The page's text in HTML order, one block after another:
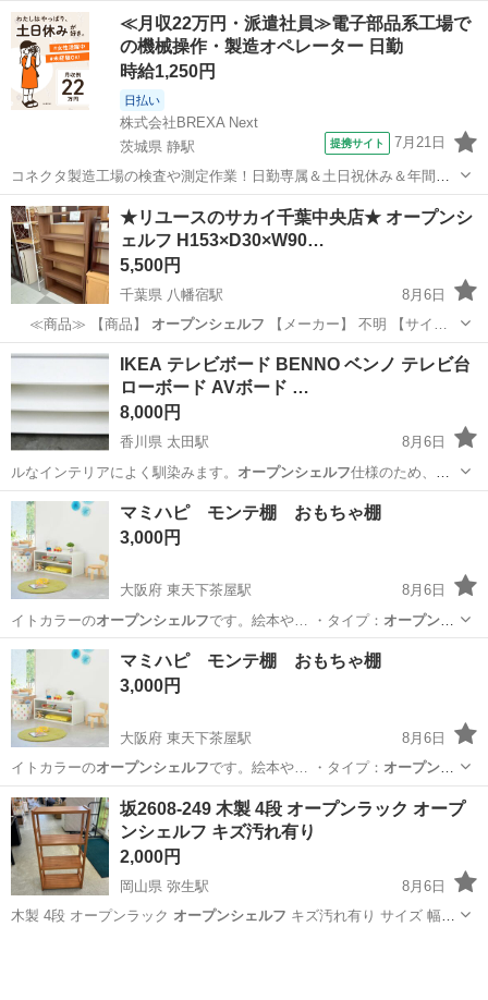
動棚になって…
岐阜 羽島市 新羽島駅 収納家具
≪月収22万円・派遣社員≫電子部品系工場で
の機械操作・製造オペレーター 日勤
時給1,250円
日払い
株式会社BREXA Next
茨城県 静駅
提携サイト 7月21日
コネクタ製造工場の検査や測定作業！日勤専属＆土日祝休み＆年間休
日128日★クリーンルーム内作業★マイカー通勤OK＆無料駐車場あり
★就業先食堂利用可！日払い制度あり！《茨城県常陸大宮市》 人気の
工場のお仕事 ◇コネクタ製造工...
茨城 常陸大宮市 その他
★リユースのサカイ千葉中央店★ オープンシ
ェルフ H153×D30×W90…
5,500円
千葉県 八幡宿駅
8月6日
≪商品≫ 【商品】 オープンシェルフ 【メーカー】 不明 【サイ…
千葉 千葉市 収納家具
IKEA テレビボード BENNO ベンノ テレビ台
ローボード AVボード …
8,000円
香川県 太田駅
8月6日
ルなインテリアによく馴染みます。 オープンシェルフ仕様のため、レ
コーダーやゲーム機…
香川 高松市 太田駅 収納家具
マミハピ モンテ棚 おもちゃ棚
3,000円
大阪府 東天下茶屋駅
8月6日
イトカラーのオープンシェルフ です。絵本や… ・タイプ： オープンシ
ェルフ・用途：キ…
大阪 大阪市 東天下茶屋駅 収納家具 モンテ
マミハピ モンテ棚 おもちゃ棚
3,000円
大阪府 東天下茶屋駅
8月6日
イトカラーのオープンシェルフ です。絵本や… ・タイプ： オープンシ
ェルフ・用途：キ…
大阪 大阪市 東天下茶屋駅 収納家具
坂2608-249 木製 4段 オープンラック オープ
ンシェルフ キズ汚れ有り
2,000円
岡山県 弥生駅
8月6日
木製 4段 オープンラック オープンシェルフ キズ汚れ有り サイズ 幅